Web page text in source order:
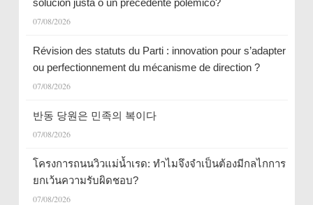
solución justa o un precedente polémico?
07/08/2026
Révision des statuts du Parti : innovation pour s’adapter
ou perfectionnement du mécanisme de direction ?
07/08/2026
반동 당원은 민족의 복이다
07/08/2026
โครงการถนนวิวแม่น้ำเรด: ทำไมจึงจำเป็นต้องมีกลไกการ
ยกเว้นความรับผิดชอบ?
07/08/2026